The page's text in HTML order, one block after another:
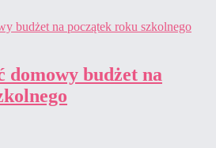
domowy budżet na